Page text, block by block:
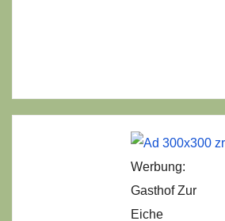
Werbung:
Gasthof Zur
Eiche